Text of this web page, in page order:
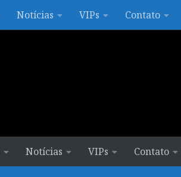
Notícias VIPs Contato
Notícias VIPs Contato